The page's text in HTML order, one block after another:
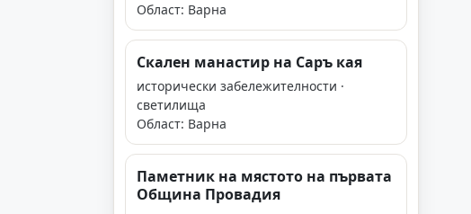
Област: Варна
Скален манастир на Саръ кая
исторически забележителности ·
светилища
Област: Варна
Паметник на мястото на първата
Община Провадия